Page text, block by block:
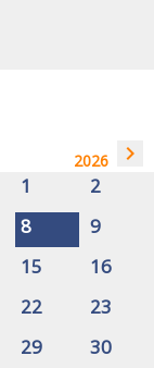
2026 navigate_next
1
2
8
9
15
16
22
23
29
30